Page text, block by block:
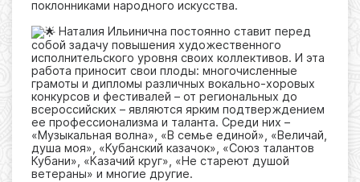
поклонниками народного искусства.
Наталия Ильинична постоянно ставит перед
собой задачу повышения художественного
исполнительского уровня своих коллективов. И эта
работа приносит свои плоды: многочисленные
грамоты и дипломы различных вокально-хоровых
конкурсов и фестивалей – от региональных до
всероссийских – являются ярким подтверждением
ее профессионализма и таланта. Среди них –
«Музыкальная волна», «В семье единой», «Величай,
душа моя», «Кубанский казачок», «Союз талантов
Кубани», «Казачий круг», «Не стареют душой
ветераны» и многие другие.